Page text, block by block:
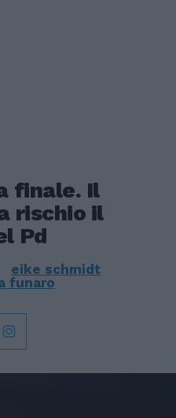
finale. Il
rischio il
Pd
eike schmidt
funaro